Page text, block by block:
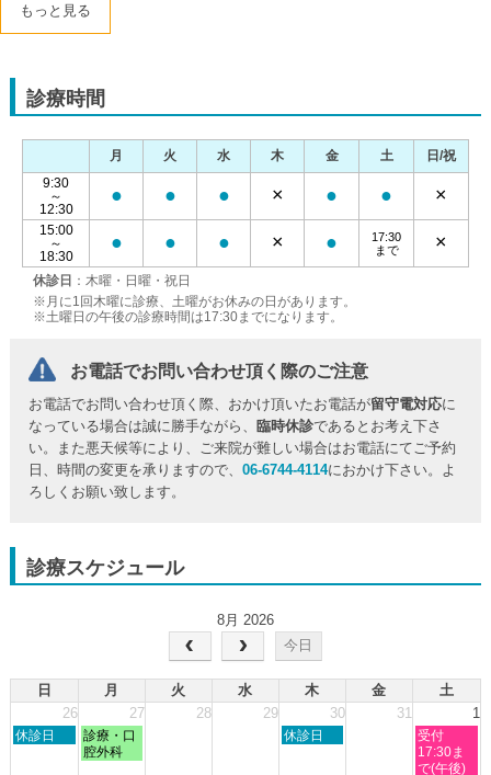
もっと見る
診療時間
休診日 ：木曜・日曜・祝日
※月に1回木曜に診療、土曜がお休みの日があります。
※土曜日の午後の診療時間は17:30までになります。
月 火 水 木 金 土
日/祝
9:30
～
12:30
● ● ● × ● ● ×
15:00
～
18:30
● ● ● × ●
17:30
まで
×
お電話でお問い合わせ頂く際のご注意
お電話でお問い合わせ頂く際、おかけ頂いたお電話が留守電対応に
なっている場合は誠に勝手ながら、
臨時休診であるとお考え下さ
い。また悪天候等により、ご来院が難しい場合はお電話にてご予約
日、時間の変更を承りますので、06-6744-4114におかけ下さい。よ
ろしくお願い致します。
診療スケジュール
8月 2026
今日
日 月 火 水 木 金
土
26
27 28 29 30 31 1
日
休診日
月
曜
診療・口
腔外科
木
休診日
土
曜
日,
受付
17:30ま
で(午後)